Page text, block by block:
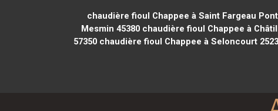
chaudière fioul Chappee à Saint Fargeau
Mesmin 45380chaudière fioul Chappee à
57350 chaudière fioul Chappee à Seloncourt